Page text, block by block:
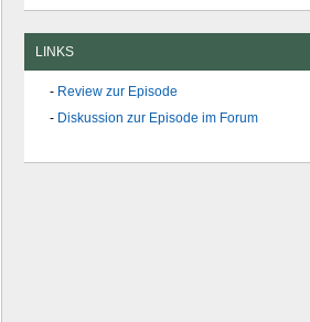
LINKS
Review zur Episode
Diskussion zur Episode im Forum